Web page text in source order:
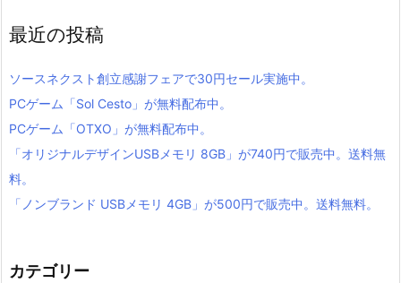
最近の投稿
ソースネクスト創立感謝フェアで30円セール実施中。
PCゲーム「Sol Cesto」が無料配布中。
PCゲーム「OTXO」が無料配布中。
「オリジナルデザインUSBメモリ 8GB」が740円で販売中。送料無
料。
「ノンブランド USBメモリ 4GB」が500円で販売中。送料無料。
カテゴリー